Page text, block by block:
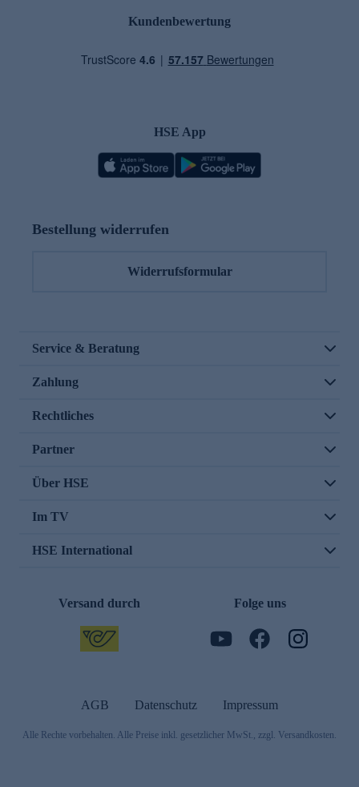
Kundenbewertung
HSE App
Bestellung widerrufen
Widerrufsformular
Service & Beratung
Zahlung
Rechtliches
Partner
Über HSE
Im TV
HSE International
Versand durch Folge uns
AGB Datenschutz Impressum
Alle Rechte vorbehalten. Alle Preise inkl. gesetzlicher MwSt., zzgl. Versandkosten.